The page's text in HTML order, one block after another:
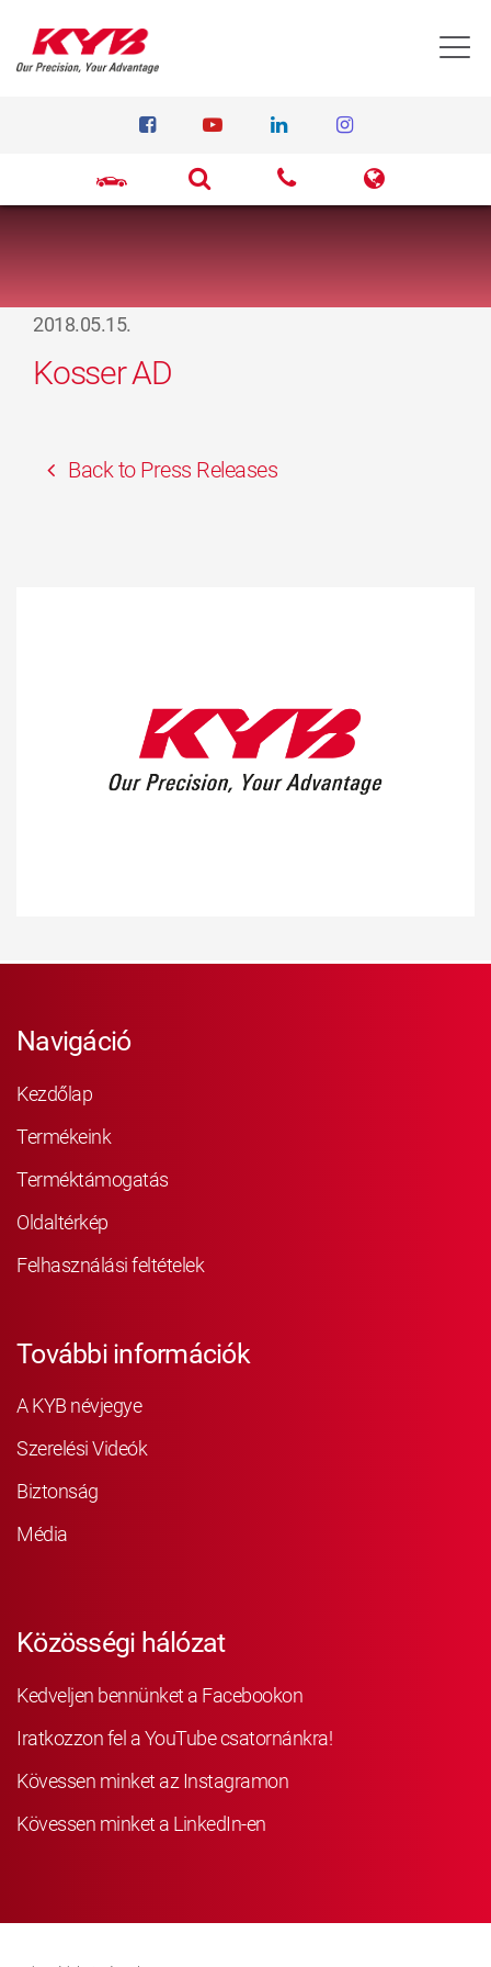
2018.05.15.
Kosser AD
Back to Press Releases
Navigáció
Kezdőlap
Termékeink
Terméktámogatás
Oldaltérkép
Felhasználási feltételek
További információk
A KYB névjegye
Szerelési Videók
Biztonság
Média
Közösségi hálózat
Kedveljen bennünket a Facebookon
Iratkozzon fel a YouTube csatornánkra!
Kövessen minket az Instagramon
Kövessen minket a LinkedIn-en